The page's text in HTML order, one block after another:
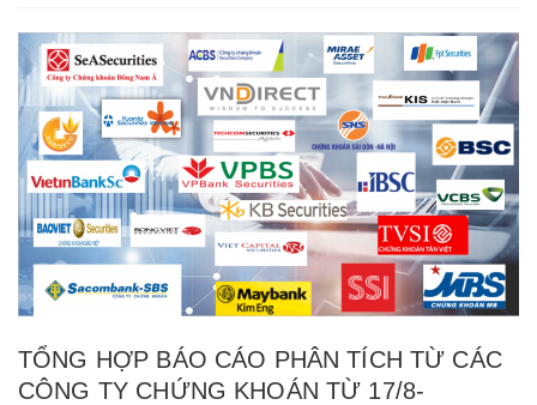
TỔNG HỢP BÁO CÁO PHÂN TÍCH TỪ CÁC
CÔNG TY CHỨNG KHOÁN TỪ 17/8-